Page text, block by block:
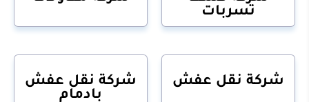
تسربات
شركة نقل عفش
شركة نقل عفش
بادمام